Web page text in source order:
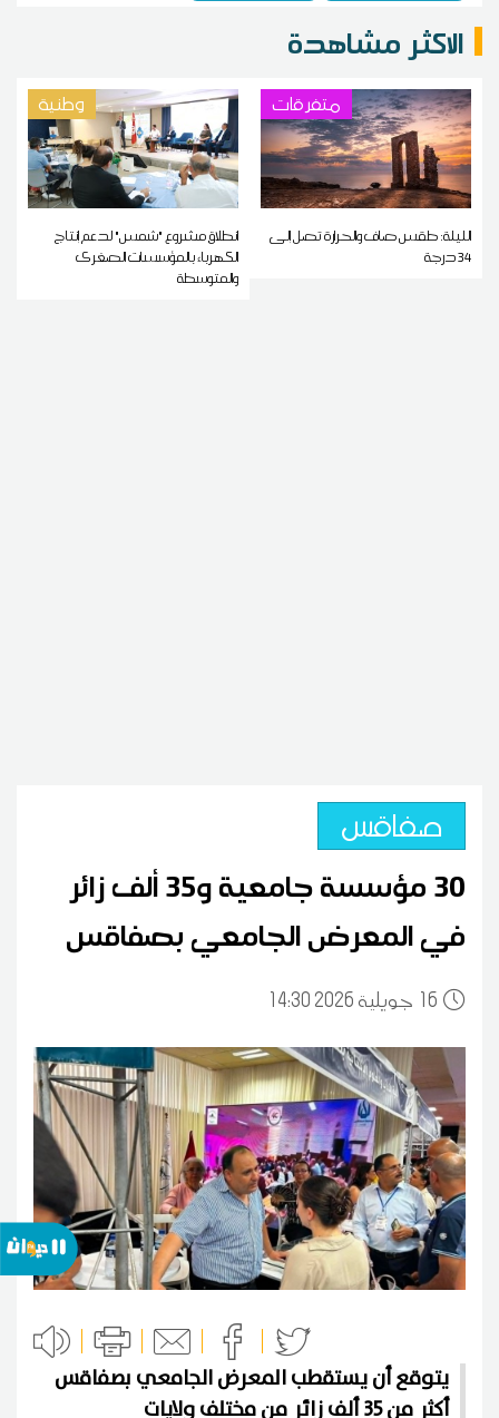
الاكثر مشاهدة
متفرقات
الليلة: طقس صاف والحرارة تصل إلى
34 درجة
وطنية
انطلاق مشروع "شمس" لدعم إنتاج
الكهرباء بالمؤسسات الصغرى
والمتوسطة
صفاقس
30 مؤسسة جامعية و35 ألف زائر
في المعرض الجامعي بصفاقس
16 14:30 2026 جويلية
يتوقع أن يستقطب المعرض الجامعي بصفاقس
أكثر من 35 ألف زائر من مختلف ولايات